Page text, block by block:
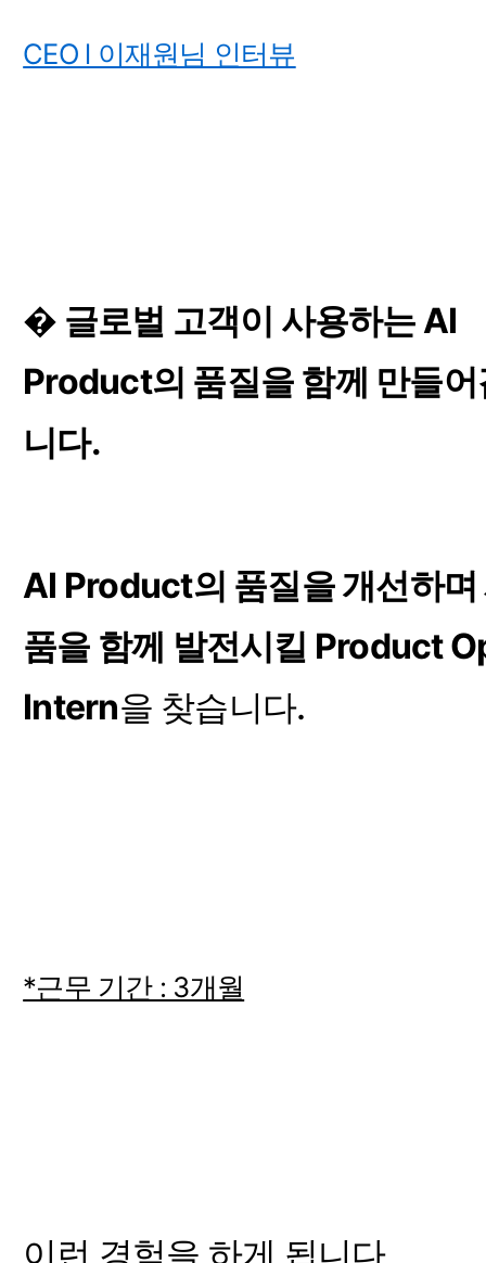
CEO l 이재원님 인터뷰
� 글로벌 고객이 사용하는 AI
Product의 품질을 함께 만들어
니다.
AI Product의 품질을 개선하며
품을 함께 발전시킬 Product
Intern을 찾습니다.
*근무 기간 : 3개월
이런 경험을 하게 됩니다